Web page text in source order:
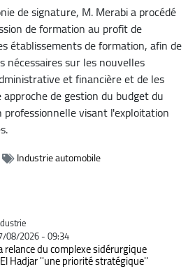
de signature, M. Merabi a procédé
de formation au profit de
établissements de formation, afin de
nécessaires sur les nouvelles
et financière et de les
de gestion du budget du
visant l'exploitation
Industrie automobile
08/2026 - 09:34
relance du complexe sidérurgique
Hadjar ''une priorité stratégique''